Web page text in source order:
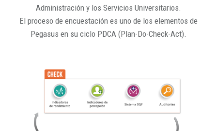
Administración y los Servicios Universitarios.
El proceso de encuestación es uno de los elementos de
Pegasus en su ciclo PDCA (Plan-Do-Check-Act).